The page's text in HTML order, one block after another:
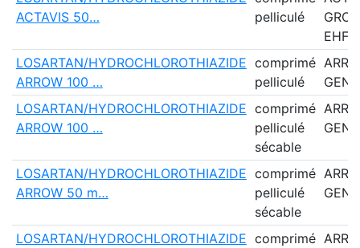
ACTAVIS 50…
pelliculé
EHF
LOSARTAN/HYDROCHLOROTHIAZIDE
ARROW 100 …
comprimé
pelliculé
LOSARTAN/HYDROCHLOROTHIAZIDE
ARROW 100 …
comprimé
pelliculé
sécable
LOSARTAN/HYDROCHLOROTHIAZIDE
ARROW 50 m…
comprimé
pelliculé
sécable
LOSARTAN/HYDROCHLOROTHIAZIDE comprimé